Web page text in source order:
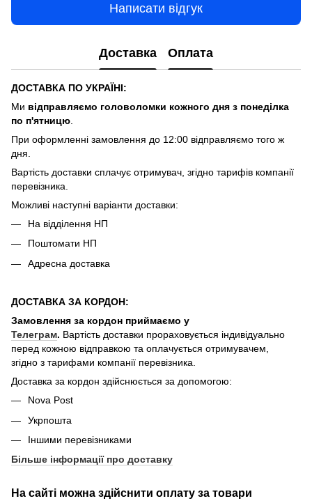
Написати відгук
Доставка Оплата
ДОСТАВКА ПО УКРАЇНІ:
Ми відправляємо головоломки кожного дня з понеділка
по п'ятницю
При оформленні замовлення до 12:00 відправляємо того ж
дня.
Вартість доставки cплачує отримувач, згідно тарифів компанії
перевізника.
Можливі наступні варіанти доставки:
На відділення НП
Поштомати НП
Адресна доставка
ДОСТАВКА ЗА КОРДОН:
Замовлення за кордон приймаємо у
Телеграм. Вартість доставки прораховується індивідуально
перед кожною відправкою та оплачується отримувачем,
згідно з тарифами компанії перевізника.
Доставка за кордон здійснюється за допомогою:
Nova Post
Укрпошта
Іншими перевізниками
Більше інформації про доставку
На сайті можна здійснити оплату за товари